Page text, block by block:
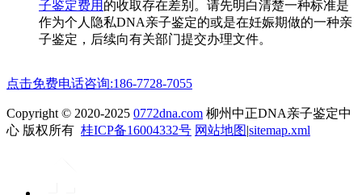
子鉴定费用 的收取存在差别。请先明白清楚一种标准是
作为个人隐私DNA亲子鉴定的或是在妊娠期做的一种亲
子鉴定，后续向有关部门提交办理文件。
点击免费电话咨询:186-7728-7055
Copyright © 2020-2025 0772dna.com 柳州中正DNA亲子鉴定中
心 版权所有 桂ICP备16004332号 网站地图|sitemap.xml